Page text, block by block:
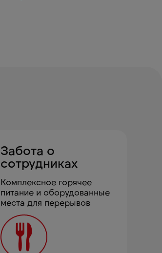
Забота о
сотрудниках
Комплексное горячее
питание и оборудованные
места для перерывов